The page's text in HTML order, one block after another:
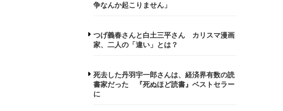
争なんか起こりません」
つげ義春さんと白土三平さん カリスマ漫画
家、二人の「違い」とは？
死去した丹羽宇一郎さんは、経済界有数の読
書家だった 『死ぬほど読書』ベストセラー
に